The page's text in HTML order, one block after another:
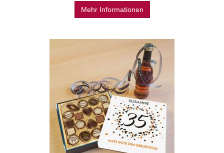
Mehr Informationen